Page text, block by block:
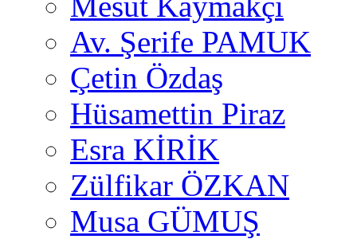
Av. Şerife PAMUK
Çetin Özdaş
Hüsamettin Piraz
Esra KİRİK
Zülfikar ÖZKAN
Musa GÜMUŞ